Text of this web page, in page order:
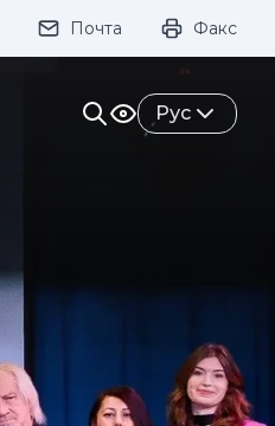
Почта Факс
Рус